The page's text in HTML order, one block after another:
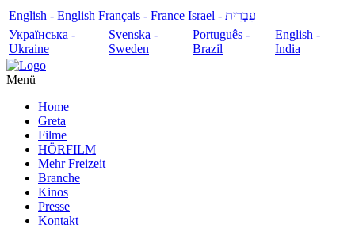
English - English Français - France
עִבְרִית - Israel
Українська -
Ukraine
Svenska -
Sweden
Português -
Brazil
English -
India
Menü
Home
Greta
Filme
HÖRFILM
Mehr Freizeit
Branche
Kinos
Presse
Kontakt